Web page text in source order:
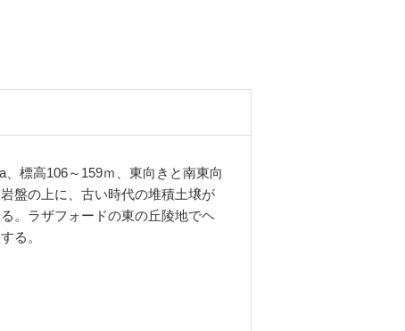
、標高106～159ｍ、東向きと南東向
盤の上に、古い時代の堆積土壌が
。ラザフォードの東の丘陵地でヘ
る。